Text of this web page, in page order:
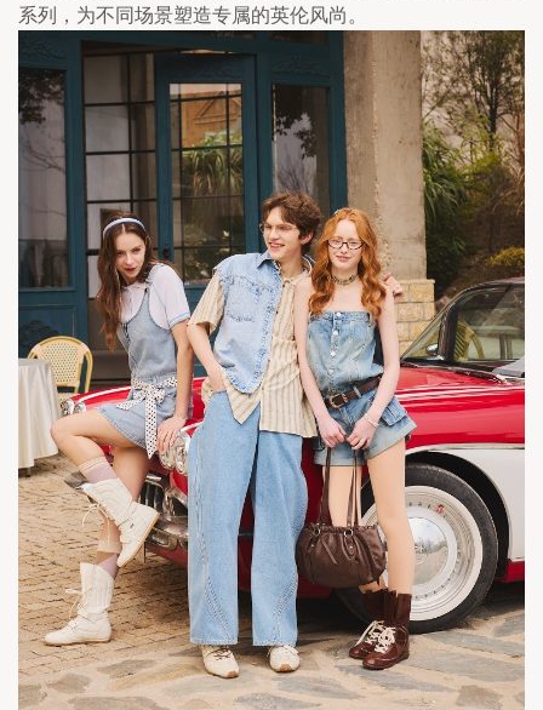
系列，为不同场景塑造专属的英伦风尚。